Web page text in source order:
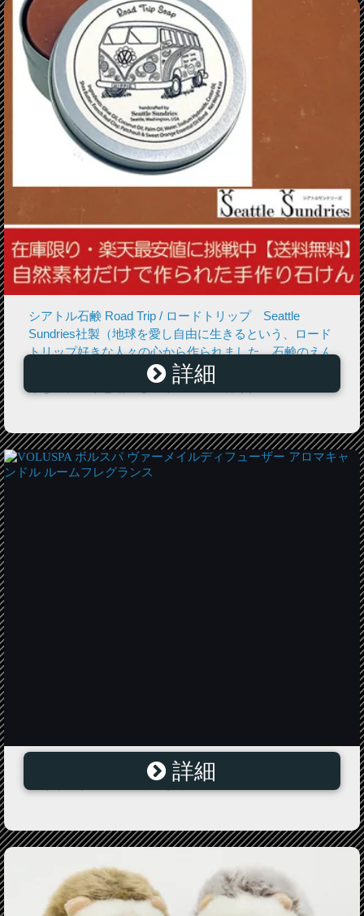
シアトル石鹸 Road Trip / ロードトリップ Seattle
Sundries社製（地球を愛し自由に生きるという、ロード
トリップ好きな人々の心から作られました。石鹸のえん
じ色は肌にハリを与えるフランスの天然の赤土の色。濃
厚なパチョリと瑞々しいオレンジの香り）
詳細
VOLUSPA ボルスパ ヴァーメイルディフューザー アロ
マキャンドル ルームフレグランス
詳細